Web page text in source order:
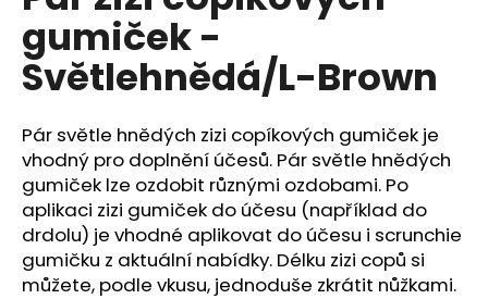
z
5
hvězdiček.
gumiček -
Světlehnědá/L-Brown
Pár světle hnědých zizi copíkových gumiček je
vhodný pro doplnění účesů. Pár světle hnědých
gumiček lze ozdobit různými ozdobami. Po
aplikaci zizi gumiček do účesu (například do
drdolu) je vhodné aplikovat do účesu i scrunchie
gumičku z aktuální nabídky. Délku zizi copů si
můžete, podle vkusu, jednoduše zkrátit nůžkami.
a
j
í
?
HLEDAT